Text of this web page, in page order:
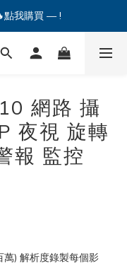
點我購買 — !
點我購買 — !
網路 攝
夜視 旋轉
報 監控
萬) 解析度錄製每個影